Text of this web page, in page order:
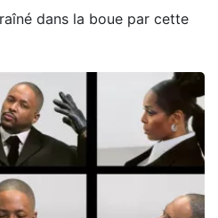
dans la boue par cette